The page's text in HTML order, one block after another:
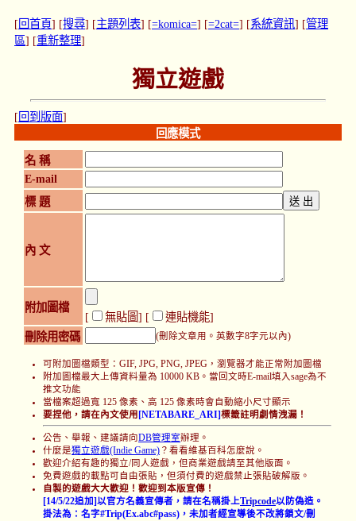
[ 回首頁] [搜尋] [主題列表] [=komica=] [=2cat=] [系統資訊] [管理
區] [重新整理]
獨立遊戲
[ 回到版面]
回應模式
名 稱
E-mail
標 題
內 文
附加圖檔
[ 無貼圖] [ 連貼機能]
刪除用密碼
(刪除文章用。英數字8字元以內)
可附加圖檔類型：GIF, JPG, PNG, JPEG，瀏覽器才能正常附加圖檔
附加圖檔最大上傳資料量為 10000 KB。當回文時E-mail填入sage為不
推文功能
當檔案超過寬 125 像素、高 125 像素時會自動縮小尺寸顯示
要捏他，請在內文使用 [NETABARE_ARI]標籤註明劇情洩漏！
公告、舉報、建議請向 DB管理室辦理。
什麼是獨立遊戲(Indie Game) ？看看維基百科怎麼說。
歡迎介紹有趣的獨立/同人遊戲，但商業遊戲請至其他版面。
免費遊戲的載點可自由張貼，但須付費的遊戲禁止張貼破解版。
自製的遊戲大大歡迎！歡迎到本版宣傳！
[14/5/22追加]以官方名義宣傳者，請在名稱掛上Tripcode以防偽造。
掛法為：名字#Trip(Ex.abc#pass)，未加者經宣導後不改將鎖文/刪